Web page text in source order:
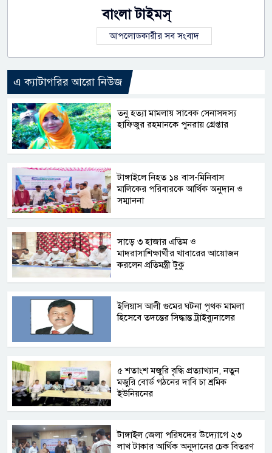
বাংলা টাইমস্
আপলোডকারীর সব সংবাদ
এ ক্যাটাগরির আরো নিউজ
তনু হত্যা মামলায় সাবেক সেনাসদস্য
হাফিজুর রহমানকে পুনরায় গ্রেপ্তার
টাঙ্গাইলে নিহত ১৪ বাস-মিনিবাস
মালিকের পরিবারকে আর্থিক অনুদান ও
সম্মাননা
সাড়ে ৩ হাজার এতিম ও
মাদরাসাশিক্ষার্থীর খাবারের আয়োজন
করলেন প্রতিমন্ত্রী টুকু
ইলিয়াস আলী গুমের ঘটনা পৃথক মামলা
হিসেবে তদন্তের সিদ্ধান্ত ট্রাইব্যুনালের
৫ শতাংশ মজুরি বৃদ্ধি প্রত্যাখ্যান, নতুন
মজুরি বোর্ড গঠনের দাবি চা শ্রমিক
ইউনিয়নের
টাঙ্গাইল জেলা পরিষদের উদ্যোগে ২৩
লাখ টাকার আর্থিক অনুদানের চেক বিতরণ